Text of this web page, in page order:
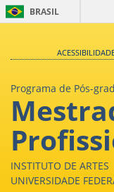
BRASIL
Programa de Pós-
INSTITUTO DE ARTES
UNIVERSIDADE